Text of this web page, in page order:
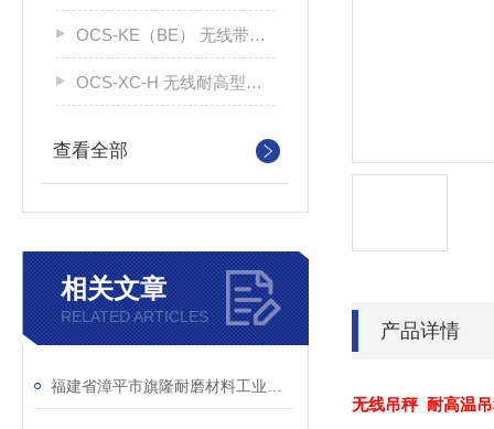
OCS-KE（BE） 无线带大屏电子秤
OCS-XC-H 无线耐高型电子吊秤
查看全部
相关文章
RELATED ARTICLES
产品详情
无线吊秤 耐高温